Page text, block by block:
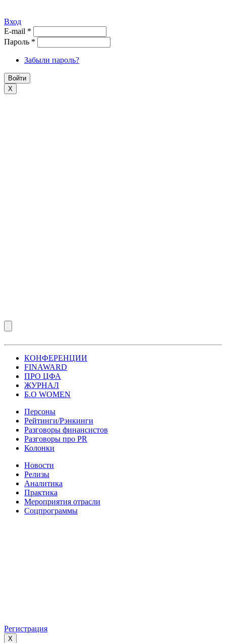
Вход
E-mail *
Пароль *
Забыли пароль?
X
КОНФЕРЕНЦИИ
FINAWARD
ПРО ЦФА
ЖУРНАЛ
Б.О WOMEN
Персоны
Рейтинги/Рэнкинги
Разговоры финансистов
Разговоры про PR
Колонки
Новости
Релизы
Аналитика
Практика
Мероприятия отрасли
Соцпрограммы
Регистрация
X